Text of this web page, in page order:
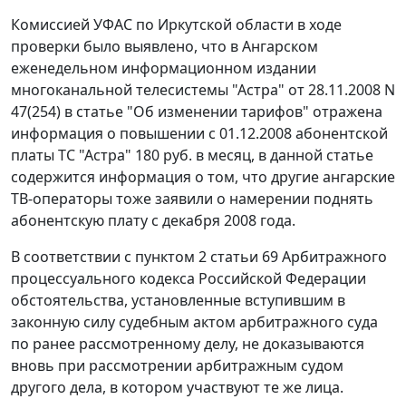
Комиссией УФАС по Иркутской области в ходе
проверки было выявлено, что в Ангарском
еженедельном информационном издании
многоканальной телесистемы "Астра" от 28.11.2008 N
47(254) в статье "Об изменении тарифов" отражена
информация о повышении с 01.12.2008 абонентской
платы ТС "Астра" 180 руб. в месяц, в данной статье
содержится информация о том, что другие ангарские
ТВ-операторы тоже заявили о намерении поднять
абонентскую плату с декабря 2008 года.
В соответствии с пунктом 2 статьи 69Арбитражного
процессуального кодекса Российской Федерации
обстоятельства, установленные вступившим в
законную силу судебным актом арбитражного суда
по ранее рассмотренному делу, не доказываются
вновь при рассмотрении арбитражным судом
другого дела, в котором участвуют те же лица.